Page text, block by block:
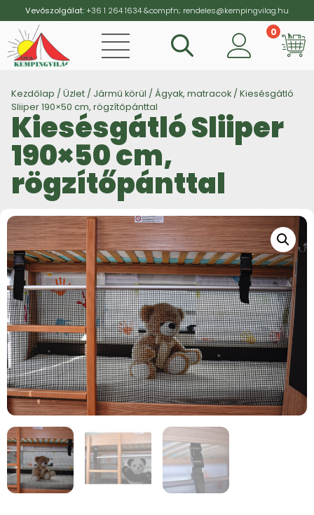
Vevőszolgálat:+36 1 264 1634&compfn; rendeles@kempingvilag.hu
0
Kezdőlap / Üzlet / Jármű körül / Ágyak, matracok / Kiesésgátló
Sliiper 190×50 cm, rögzítőpánttal
Kiesésgátló Sliiper
190×50 cm,
rögzítőpánttal